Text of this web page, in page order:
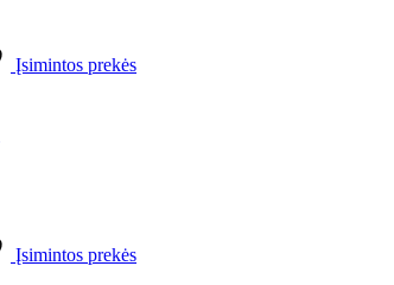
Įsimintos prekės
Įsimintos prekės